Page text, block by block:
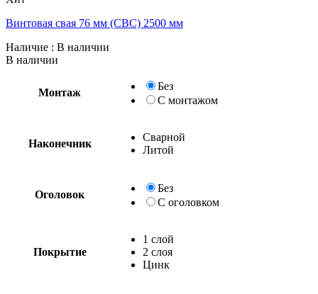
Винтовая свая 76 мм (СВС) 2500 мм
Наличие : В наличии
В наличии
Монтаж
Без
С монтажом
Наконечник
Сварной
Литой
Оголовок
Без
С оголовком
Покрытие
1 слой
2 слоя
Цинк